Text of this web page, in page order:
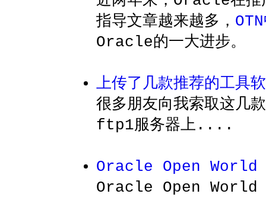
指导文章越来越多，
Oracle的一大进步。
上传了几款推荐的工具
很多朋友向我索取这几
ftp1服务器上....
Oracle Open World
Oracle Open World